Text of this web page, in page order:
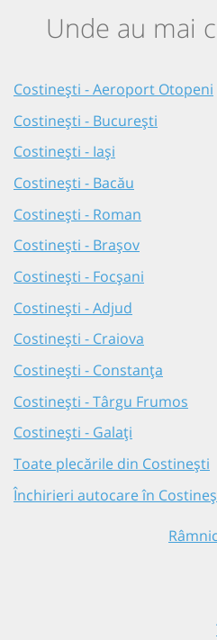
Unde au mai
Costinești - Aeroport Otopeni
Costinești - București
Costinești - Iași
Costinești - Bacău
Costinești - Roman
Costinești - Brașov
Costinești - Focșani
Costinești - Adjud
Costinești - Craiova
Costinești - Constanța
Costinești - Târgu Frumos
Costinești - Galați
Toate plecările din Costinești
Închirieri autocare în